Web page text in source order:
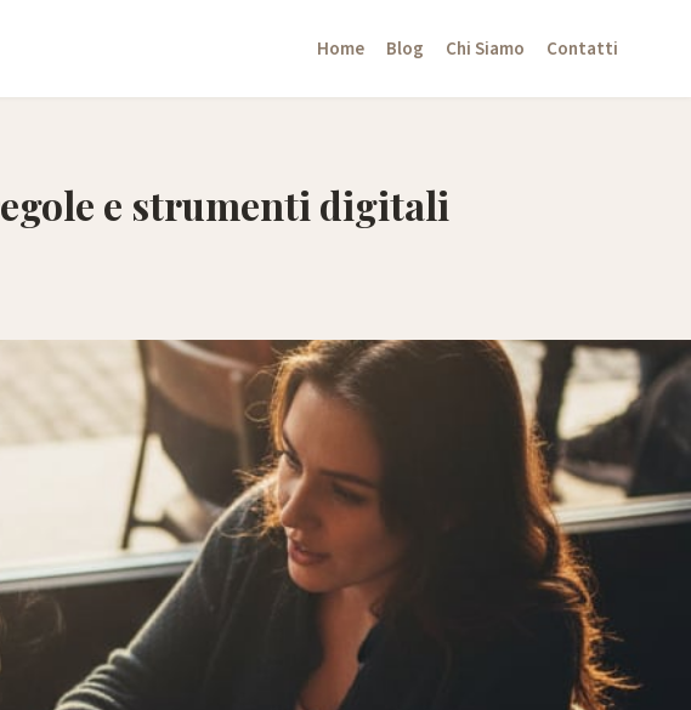
Home Blog Chi Siamo Contatti
e strumenti digitali